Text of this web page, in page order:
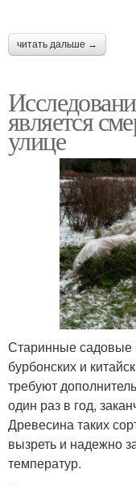
читать дальше →
является
улице
Старинные садовые
бурбонских и
требуют
один раз в год,
Древесина таких
вызреть и надежно
температур.